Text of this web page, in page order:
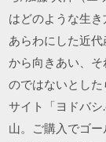
はどのような生
あらわにした近
から向きあい、
のではないとし
サイト「ヨドバ
山。ご購入でゴ